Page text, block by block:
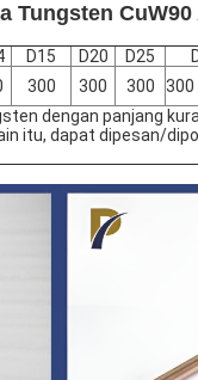
Tungsten CuW90
D15 D20 D25
300 300 300 300
dengan panjang
itu, dapat dipesan/